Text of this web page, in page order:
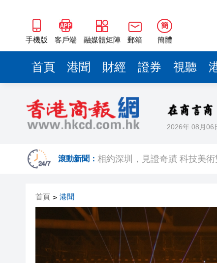
手機版 客戶端 融媒體矩陣 郵箱
簡
簡體
首頁 港聞 財經 證券 視聽
2026年 08月06
滾動新聞：
相約深圳，
美股觀望非農數據 道指跌逾百
有片丨孕婦羊水破裂即將臨盆
東涌巴士撞電單車 巴士司機
首頁 > 港聞